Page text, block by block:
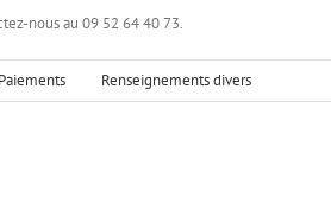
nous au 09 52 64 40 73.
Paiements Renseignements divers